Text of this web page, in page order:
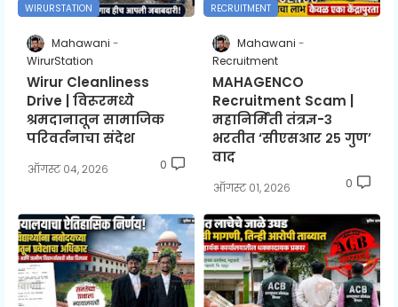
WIRURSTATION
Mahawani
WirurStation
Wirur Cleanliness
Drive | विरूरमध्ये
श्रमदानातून सामाजिक
परिवर्तनाचा संदेश
ऑगस्ट ०४, २०२६ 0
RECRUITMENT
Mahawani
Recruitment
MAHAGENCO
Recruitment Scam |
महानिर्मिती तंत्रज्ञ-३
भरतीत ‘सीएसआर २५ गुण’
वाद
ऑगस्ट ०१, २०२६ 0